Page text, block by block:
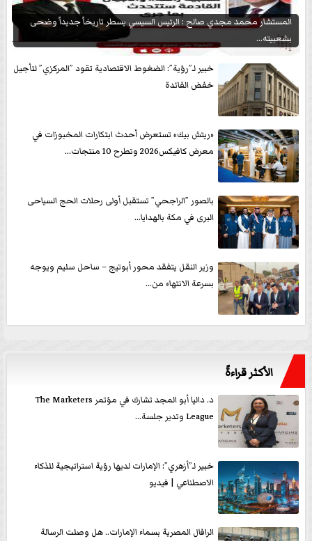
المستشار محمد مجدي صالح : الرئيس السيسي يسطر تاريخاً جديداً وضحى
بشعبيته...
خبير لـ”رؤية”: الضغوط الاقتصادية تقود ”المركزي” لتأجيل
خفض الفائدة
«ريتش بيك» تستعرض أحدث ابتكارات المخبوزات في
معرض كافيكس2026 وتطرح 10 منتجات...
بالصور ”الراجحي” تستقبل أولى رحلات الحج السياحى
البرى في مكة بالهدايا...
وزير النقل يتفقد محور أبوتيج – ساحل سليم ويوجه
بسرعة الانتهاء من...
الأكثر قراءةً
د. داليا أبو المجد تشارك في مؤتمر The Marketers
League وتدير جلسة...
خبير لـ”أزهري”: الإمارات لديها رؤية استراتيجية للذكاء
الاصطناعي | فيديو
الرافال المصرية بسماء الإمارات.. هل وصلت الرسالة